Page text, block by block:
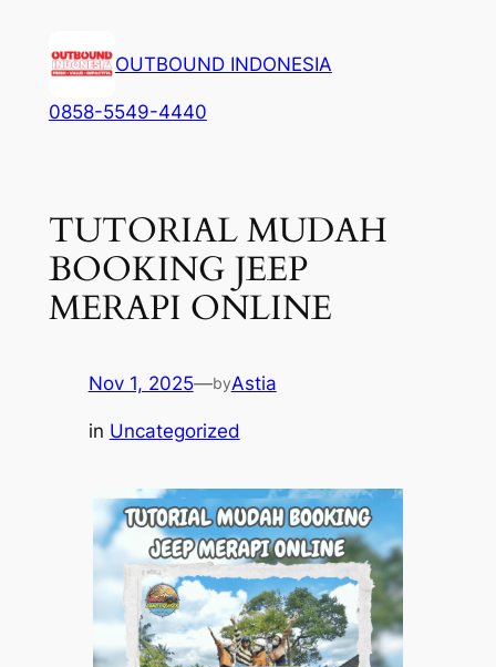
konten
OUTBOUND INDONESIA
0858-5549-4440
TUTORIAL MUDAH
BOOKING JEEP
MERAPI ONLINE
Nov 1, 2025—byAstia
in Uncategorized